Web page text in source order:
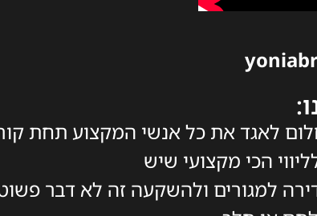
לאגד את כל אנשי המקצוע תחת
הכי מקצועי שיש
למגורים ולהשקעה זה לא דבר